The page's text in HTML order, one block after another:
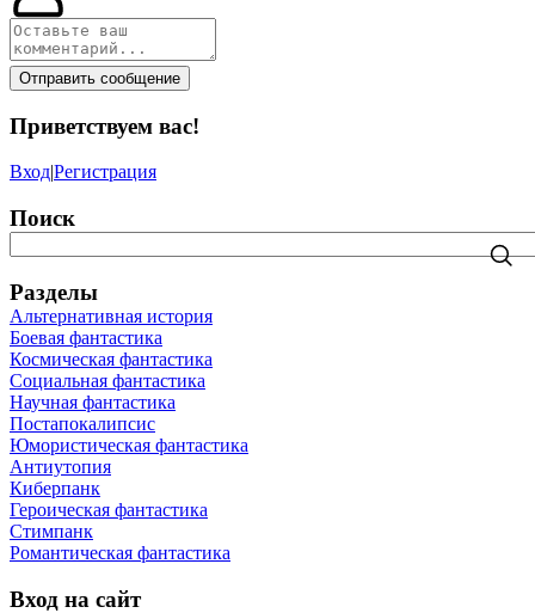
Отправить сообщение
Приветствуем вас!
Вход|Регистрация
Поиск
Разделы
Альтернативная история
Боевая фантастика
Космическая фантастика
Социальная фантастика
Научная фантастика
Постапокалипсис
Юмористическая фантастика
Антиутопия
Киберпанк
Героическая фантастика
Стимпанк
Романтическая фантастика
Вход на сайт